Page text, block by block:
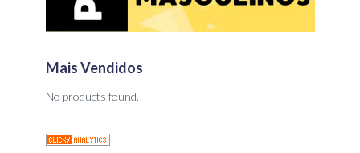
Mais Vendidos
No products found.